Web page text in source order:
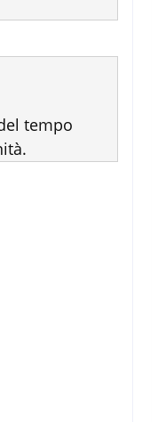
tempo